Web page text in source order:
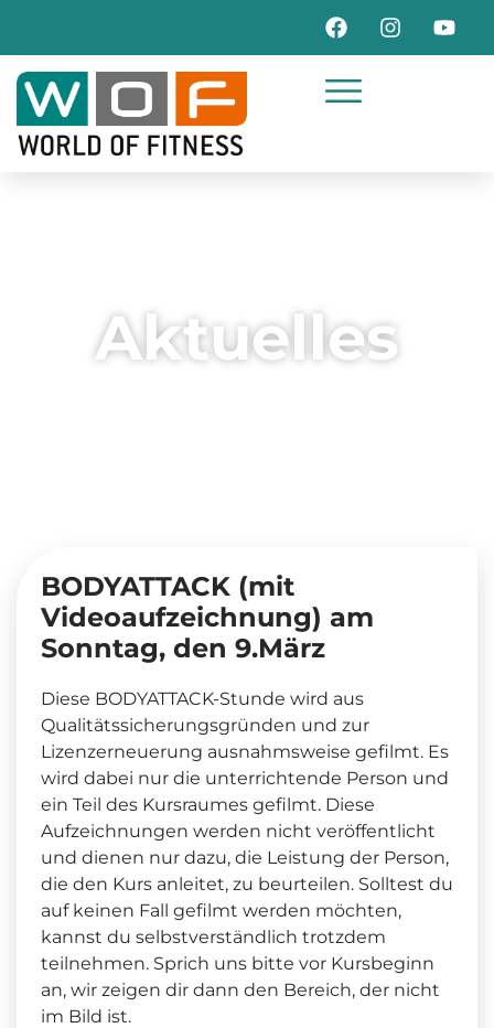
Aktuelles
BODYATTACK (mit
Videoaufzeichnung) am
Sonntag, den 9.März
Diese BODYATTACK-Stunde wird aus
Qualitätssicherungsgründen und zur
Lizenzerneuerung ausnahmsweise gefilmt. Es
wird dabei nur die unterrichtende Person und
ein Teil des Kursraumes gefilmt. Diese
Aufzeichnungen werden nicht veröffentlicht
und dienen nur dazu, die Leistung der Person,
die den Kurs anleitet, zu beurteilen. Solltest du
auf keinen Fall gefilmt werden möchten,
kannst du selbstverständlich trotzdem
teilnehmen. Sprich uns bitte vor Kursbeginn
an, wir zeigen dir dann den Bereich, der nicht
im Bild ist.